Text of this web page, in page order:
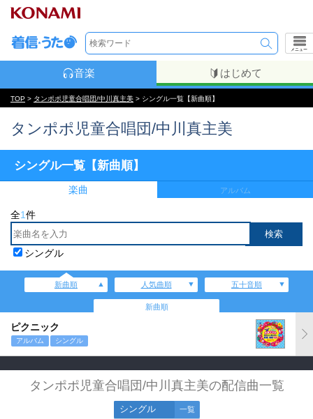
メニュー
音楽 はじめて
TOP > タンポポ児童合唱団/中川真主美 > シングル一覧【新曲順】
タンポポ児童合唱団/中川真主美
シングル一覧【新曲順】
楽曲 アルバム
全1件
シングル
新曲順 人気曲順 五十音順
新曲順
ピクニック
アルバム シングル
タンポポ児童合唱団/中川真主美の配信曲一覧
シングル 一覧